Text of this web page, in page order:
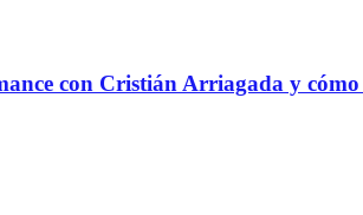
con Cristián Arriagada y